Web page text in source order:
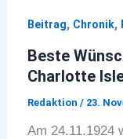
Beitrag, Chronik,
Beste
Charlotte
Redaktion / 23.
Am 24.11.1924